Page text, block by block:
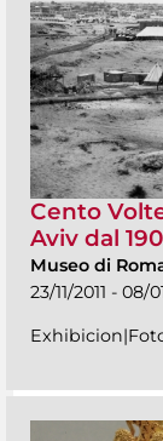
Cento
Aviv dal
Museo di
23/11/2011 - 08/